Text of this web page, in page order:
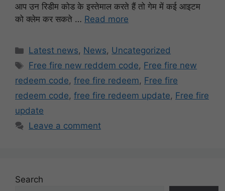
आप उन रिडीम कोड के इस्तेमाल करते हैं तो गेम में कई आइटम
को क्लेम कर सकते … Read more
Categories
Latest news, News, Uncategorized
Tags
Free fire new reddem code, Free fire new
redeem code, free fire redeem, Free fire
redeem code, free fire redeem update, Free fire
update
Leave a comment
Search